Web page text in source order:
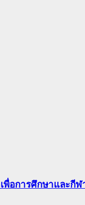
พื่อการศึกษาและ